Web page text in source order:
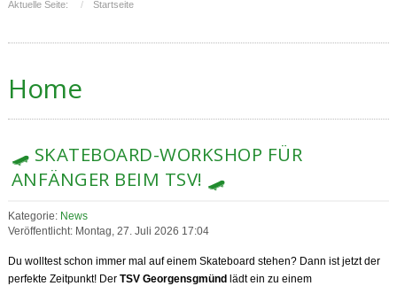
Aktuelle Seite: Startseite
Home
🛹 SKATEBOARD-WORKSHOP FÜR
ANFÄNGER BEIM TSV! 🛹
Kategorie: News
Veröffentlicht: Montag, 27. Juli 2026 17:04
Du wolltest schon immer mal auf einem Skateboard stehen? Dann ist jetzt der
perfekte Zeitpunkt! Der TSV Georgensgmündlädt ein zu einem